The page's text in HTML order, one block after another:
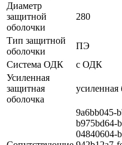
Диаметр
защитной
оболочки
280
Тип защитной
оболочки
ПЭ
Система ОДК
с ОДК
Усиленная
защитная
оболочка
9a6bb045-
b975bd64-
04840604-